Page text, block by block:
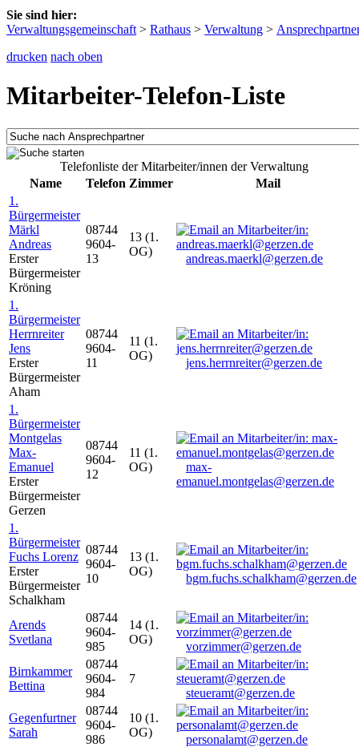
Sie sind hier:
Verwaltungsgemeinschaft > Rathaus > Verwaltung >
drucken nach oben
Mitarbeiter-Telefon-Liste
Telefonliste der Mitarbeiter/innen der Verwaltung
Name
Telefon Zimmer
Mail
1.
Bürgermeister
Märkl
Andreas
Erster
Bürgermeister
Kröning
08744
9604-
13
13 (1.
OG)
andreas.maerkl@gerzen.de
1.
Bürgermeister
Herrnreiter
Jens
Erster
Bürgermeister
Aham
08744
9604-
11
11 (1.
OG)
jens.herrnreiter@gerzen.de
1.
Bürgermeister
Montgelas
Max-
Emanuel
Erster
Bürgermeister
Gerzen
08744
9604-
12
11 (1.
OG)
max-
emanuel.montgelas@gerzen.de
1.
Bürgermeister
Fuchs Lorenz
Erster
Bürgermeister
Schalkham
08744
9604-
10
13 (1.
OG)
bgm.fuchs.schalkham@gerzen.de
Arends
Svetlana
08744
9604-
985
14 (1.
OG)
vorzimmer@gerzen.de
Birnkammer
Bettina
08744
9604-
984
7
steueramt@gerzen.de
Gegenfurtner
Sarah
08744
9604-
986
10 (1.
OG)
personalamt@gerzen.de